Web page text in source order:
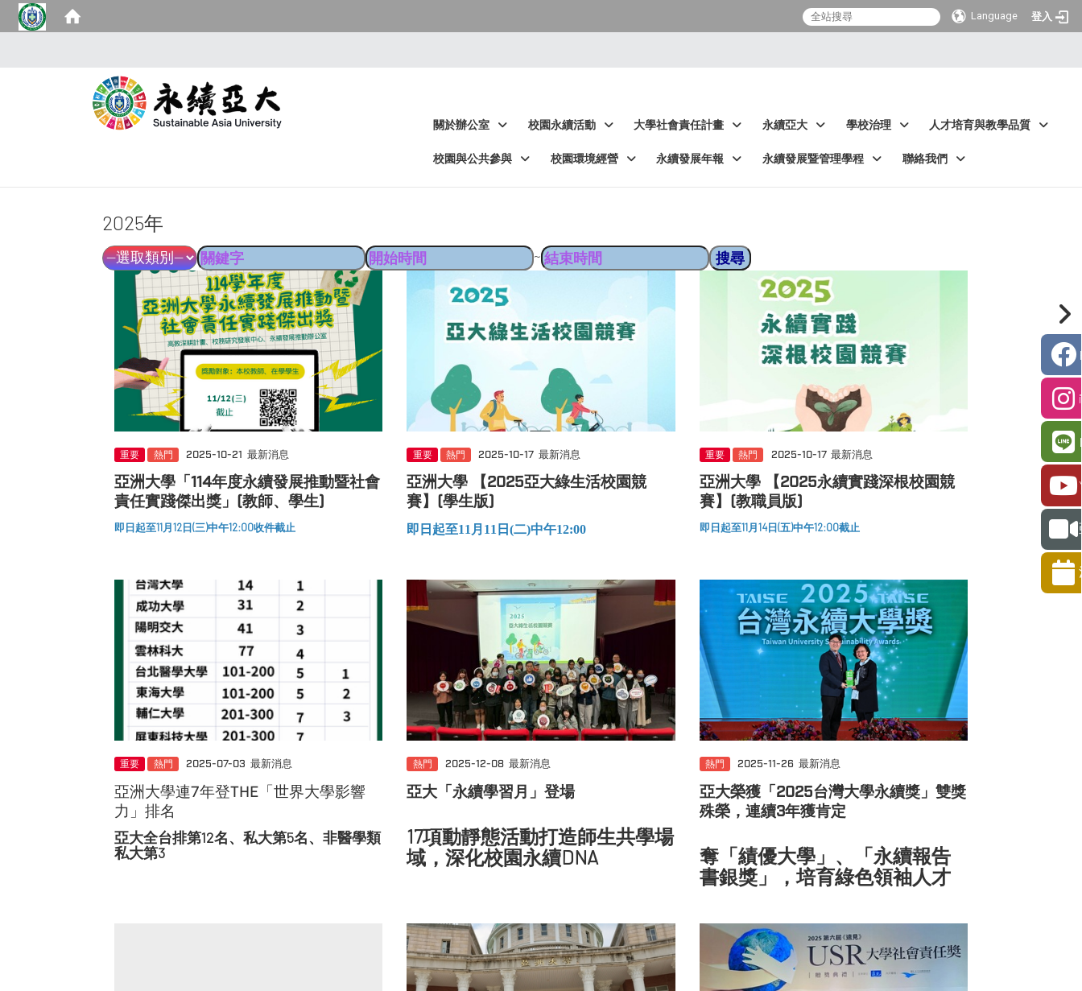
Language 登入
關於辦公室 校園永續活動 大學社會責任計畫 永續亞大 學校治理 人才培育與教學品質
校園與公共參與 校園環境經營 永續發展年報 永續發展暨管理學程 聯絡我們
2025年
~
重要 熱門 2025-10-21 最新消息
亞洲大學「114年度永續發展推動暨社會
責任實踐傑出獎」(教師、學生)
即日起至11月12日(三)中午12:00收件截止
重要 熱門 2025-10-17 最新消息
亞洲大學 【2025亞大綠生活校園競
賽】(學生版)
即日起至11月11日(二)中午12:00
重要 熱門 2025-10-17 最新消息
亞洲大學 【2025永續實踐深根校園競
賽】(教職員版)
即日起至11月14日(五)中午12:00截止
重要 熱門 2025-07-03 最新消息
亞洲大學連7年登THE「世界大學影響
力」排名
亞大全台排第12名、私大第5名、非醫學類
私大第3
熱門 2025-12-08 最新消息
亞大「永續學習月」登場
17項動靜態活動打造師生共學場
域，深化校園永續DNA
熱門 2025-11-26 最新消息
亞大榮獲「2025台灣大學永續獎」雙獎
殊榮，連續3年獲肯定
奪「績優大學」、「永續報告
書銀獎」，培育綠色領袖人才